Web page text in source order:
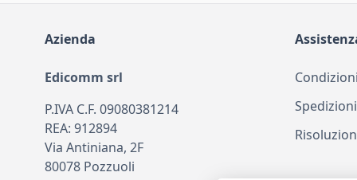
Azienda
Edicomm srl
P.IVA C.F. 09080381214
REA: 912894
Via Antiniana, 2F
80078 Pozzuoli